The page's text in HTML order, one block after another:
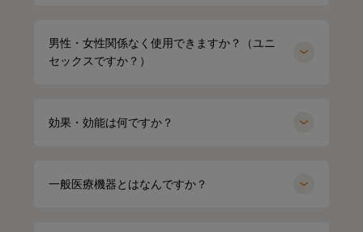
男性・女性関係なく使用できますか？（ユニ
セックスですか？）
効果・効能は何ですか？
一般医療機器とはなんですか？